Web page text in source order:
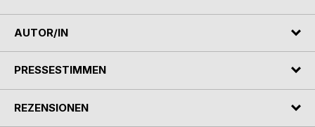
AUTOR/IN
PRESSESTIMMEN
REZENSIONEN